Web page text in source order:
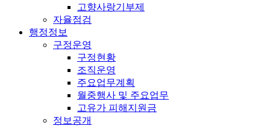
고향사랑기부제
자율점검
행정정보
구정운영
구정현황
조직운영
주요업무계획
월중행사 및 주요업무
고유가 피해지원금
정보공개